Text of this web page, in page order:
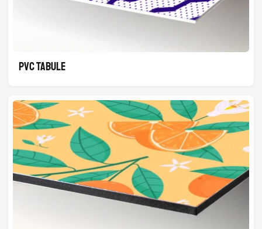
PVC TABULE